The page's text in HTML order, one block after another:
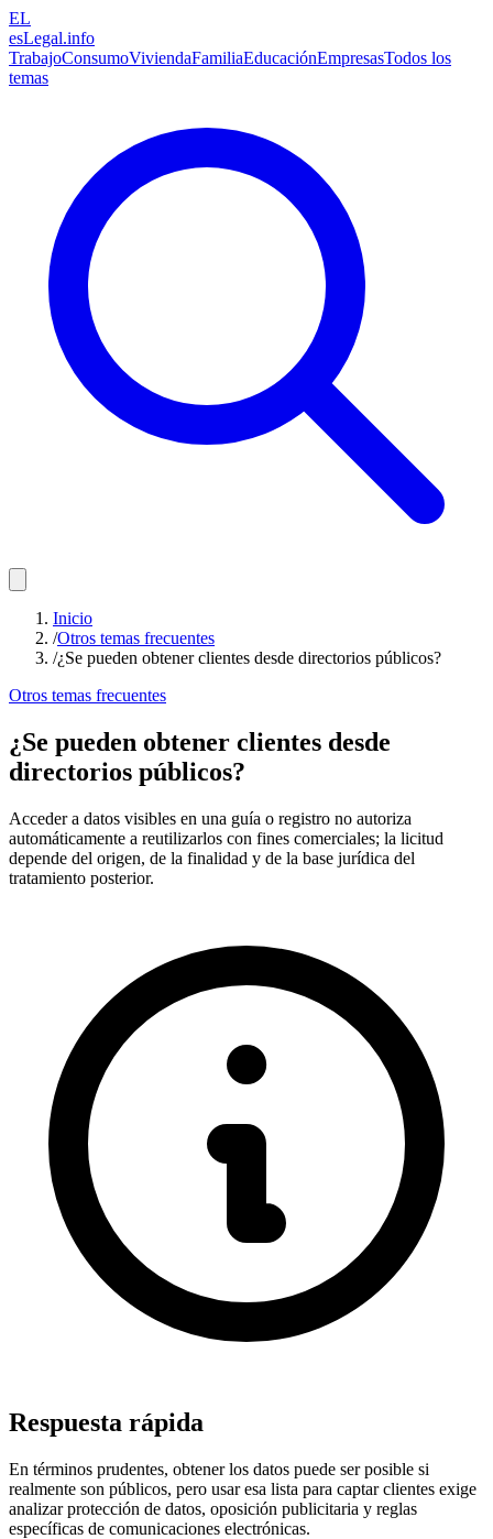
EL
esLegal.info
TrabajoConsumoViviendaFamiliaEducaciónEmpresasTodos los
temas
Inicio
/Otros temas frecuentes
/¿Se pueden obtener clientes desde directorios públicos?
Otros temas frecuentes
¿Se pueden obtener clientes desde
directorios públicos?
Acceder a datos visibles en una guía o registro no autoriza
automáticamente a reutilizarlos con fines comerciales; la licitud
depende del origen, de la finalidad y de la base jurídica del
tratamiento posterior.
Respuesta rápida
En términos prudentes, obtener los datos puede ser posible si
realmente son públicos, pero usar esa lista para captar clientes exige
analizar protección de datos, oposición publicitaria y reglas
específicas de comunicaciones electrónicas.